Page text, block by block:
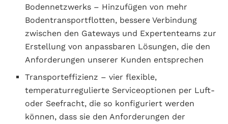
Bodennetzwerks – Hinzufügen von mehr
Bodentransportflotten, bessere Verbindung
zwischen den Gateways und Expertenteams zur
Erstellung von anpassbaren Lösungen, die den
Anforderungen unserer Kunden entsprechen
Transporteffizienz – vier flexible,
temperaturregulierte Serviceoptionen per Luft-
oder Seefracht, die so konfiguriert werden
können, dass sie den Anforderungen der